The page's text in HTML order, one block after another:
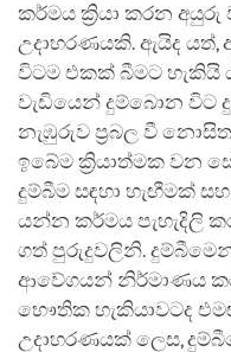
කර්මය ක්‍රියා කරන අයුරු
උදාහරණයකි. ඇයිද යත්,
විටම එකක් බීමට හැකියි
වැඩියෙන් දුම්බොන විට
නැඹුරුව ප්‍රබල වී
ඉබේම ක්‍රියාත්මක වන
දුම්බීම සඳහා හැඟීමක්
යන්න කර්මය පැහැදිලි
ගත් පුරුදුවලිනි.
ආවේගයන් නිර්මාණය
භෞතික හැකියාවටද
උදාහරණයක් ලෙස,